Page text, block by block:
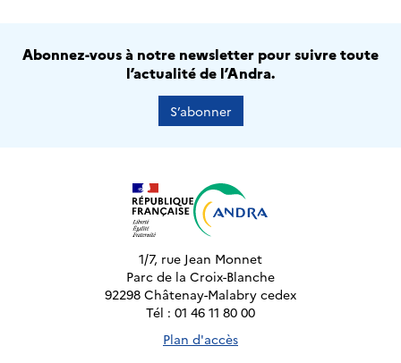
Abonnez-vous à notre newsletter pour suivre toute
l’actualité de l’Andra.
S’abonner
1/7, rue Jean Monnet
Parc de la Croix-Blanche
92298 Châtenay-Malabry cedex
Tél : 01 46 11 80 00
Plan d'accès